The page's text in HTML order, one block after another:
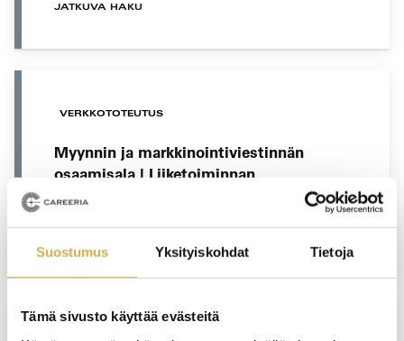
Suostumus Yksityiskohdat Tietoja
Tämä sivusto käyttää evästeitä
JATKUVA HAKU
VERKKOTOTEUTUS
Myynnin ja markkinointiviestinnän
osaamisala | Liiketoiminnan
ammattitutkinto